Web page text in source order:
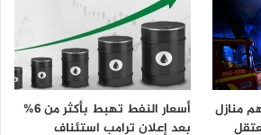
منازل
أسعار النفط تهبط بأكثر من 6%
بعد إعلان ترامب استئناف